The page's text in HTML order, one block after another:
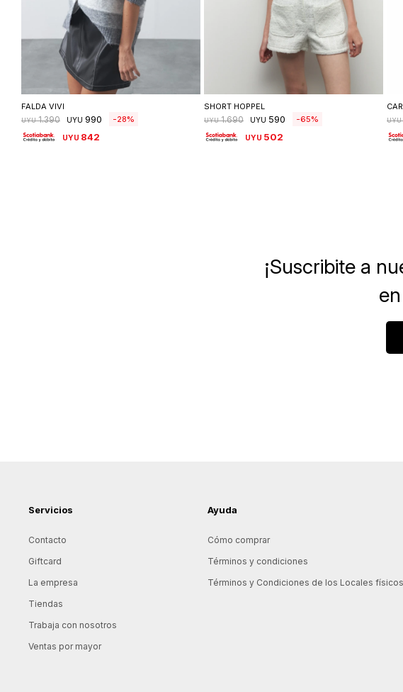
Seleccionar talle
FALDA VIVI
UYU 1.390 UYU 990 28
UYU 842
Seleccionar talle
SHORT HOPPEL
UYU 1.690 UYU 590 65
UYU 502
UYU
Servicios
Contacto
Giftcard
La empresa
Tiendas
Trabaja con nosotros
Ventas por mayor
Ayuda
Cómo comprar
Términos y condiciones
Términos y Condiciones de los Locales físicos
¡Suscribite a